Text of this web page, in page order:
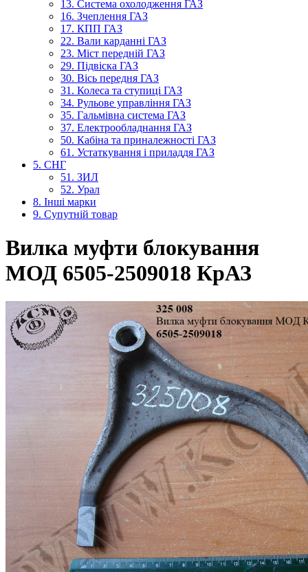
13. Система охолодження ГАЗ
16. Зчеплення ГАЗ
17. КПП ГАЗ
22. Вали карданні ГАЗ
23. Міст передній ГАЗ
29. Підвіска ГАЗ
30. Вісь передня ГАЗ
31. Колеса та ступиці ГАЗ
34. Рульове управління ГАЗ
35. Гальмівна система ГАЗ
37. Електрообладнання ГАЗ
50. Кабіна та приналежності ГАЗ
61. Устаткування і приладдя ГАЗ
5. СНГ
51. ЗИЛ
52. Урал
8. Інші марки
9. Супутній товар
Вилка муфти блокування
МОД 6505-2509018 КрАЗ